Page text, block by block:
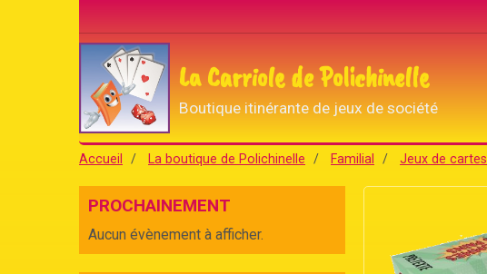
La Carriole de Polichinelle
Boutique itinérante de jeux de société
Accueil La boutique de Polichinelle Familial Jeux de cartes
PROCHAINEMENT
Aucun évènement à afficher.